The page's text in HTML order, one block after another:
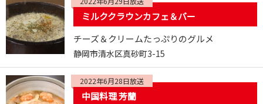
ミルククラウンカフェ＆バー
チーズ＆クリームたっぷりのグルメ
静岡市清水区真砂町3-15
2022年6月28日放送
中国料理 芳蘭